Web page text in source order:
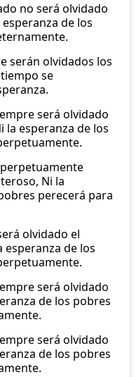
no será olvidado
de los
serán olvidados los
se
será olvidado
la esperanza de los
Ni la
perecerá para
olvidado el
esperanza de los
será olvidado
de los pobres
será olvidado
de los pobres